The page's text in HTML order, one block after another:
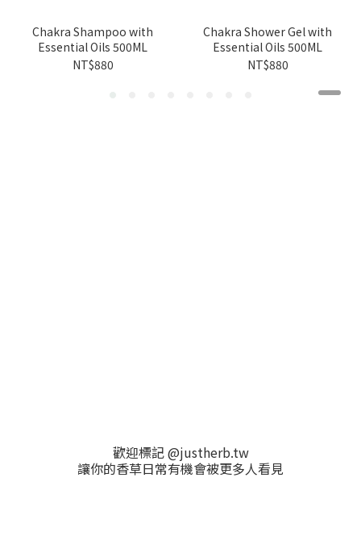
Chakra Shampoo with
Essential Oils 500ML
NT$880
Chakra Shower Gel with
Essential Oils 500ML
NT$880
歡迎標記 @justherb.tw
讓你的香草日常有機會被更多人看見